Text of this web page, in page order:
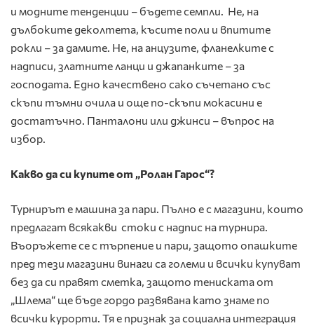
и модните тенденции – бъдете семпли. Не, на
дълбоките деколтета, късите поли и впитите
рокли – за дамите. Не, на анцузите, фланелките с
надписи, златните ланци и джапанките – за
господата. Едно качествено сако съчетано със
скъпи тъмни очила и още по-скъпи мокасини е
достатъчно. Панталони или джинси – въпрос на
избор.
Какво да си купите от „Ролан Гарос“?
Турнирът е машина за пари. Пълно е с магазини, които
предлагат всякакви стоки с надпис на турнира.
Въоръжете се с търпение и пари, защото опашките
пред тези магазини винаги са големи и всички купуват
без да си правят сметка, защото тениската от
„Шлема“ ще бъде гордо развявана като знаме по
всички курорти. Тя е признак за социална интеграция